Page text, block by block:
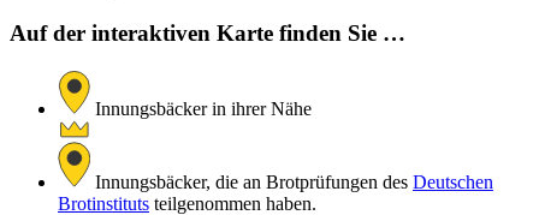
Auf der interaktiven Karte finden Sie …
Innungsbäcker in ihrer Nähe
Innungsbäcker, die an Brotprüfungen des Deutschen
Brotinstituts teilgenommen haben.